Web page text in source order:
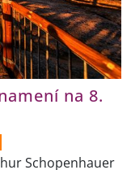
na 8.
Schopenhauer